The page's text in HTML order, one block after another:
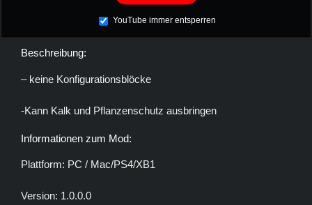
YouTube immer entsperren
Beschreibung:
– keine Konfigurationsblöcke
-Kann Kalk und Pflanzenschutz ausbringen
Informationen zum Mod:
Plattform: PC / Mac/PS4/XB1
Version: 1.0.0.0